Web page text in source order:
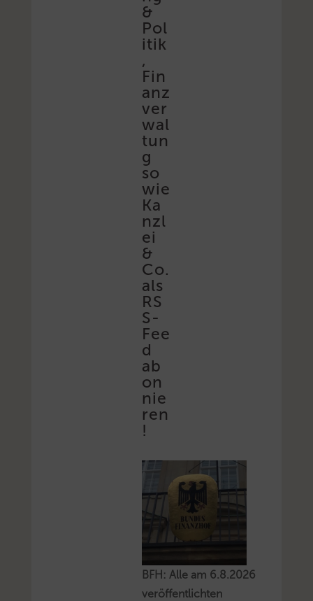
&
Pol
itik
,
Fin
anz
ver
wal
tun
g
so
wie
Ka
nzl
ei
&
Co.
als
RS
S-
Fee
d
ab
on
nie
ren
!
BFH: Alle am 6.8.2026
veröffentlichten